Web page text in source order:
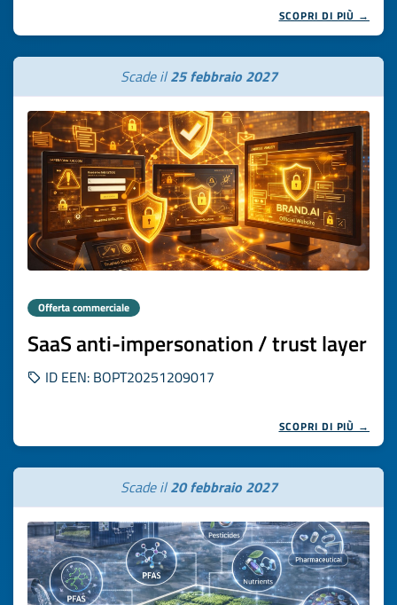
SCOPRI DI PIÙ →
Scade il25 febbraio 2027
Offerta commerciale
SaaS anti-impersonation / trust layer
ID EEN: BOPT20251209017
SCOPRI DI PIÙ →
Scade il20 febbraio 2027